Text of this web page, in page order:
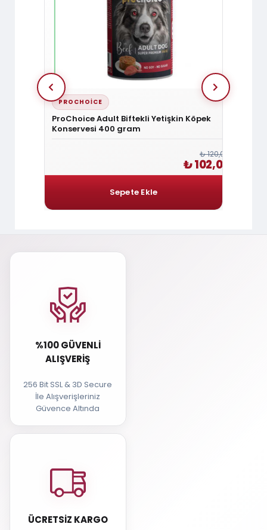
PROCHOICE
ProChoice Adult Biftekli Yetişkin Köpek
Konservesi 400 gram
₺ 120,00
₺ 102,00
%100 GÜVENLI
ALIŞVERIŞ
256 Bit SSL & 3D Secure
İle Alışverişleriniz
Güvence Altında
ÜCRETSIZ KARGO